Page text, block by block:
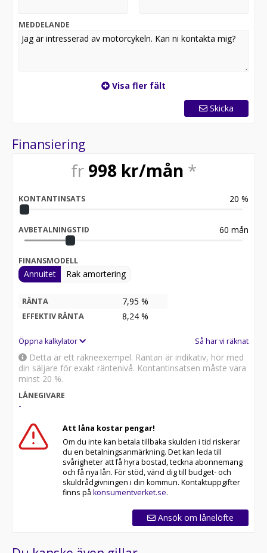
MEDDELANDE
Visa fler fält
Skicka
Finansiering
fr 998kr/mån *
KONTANTINSATS 20 %
AVBETALNINGSTID 60 mån
FINANSMODELL
Annuitet Rak amortering
RÄNTA 7,95 %
EFFEKTIV RÄNTA 8,24 %
Öppna kalkylator Så har vi räknat
Detta är ett räkneexempel. Räntan är indikativ, hör med
din säljare för exakt räntenivå. Kontantinsatsen måste vara
minst 20 %.
LÅNEGIVARE
-
Att låna kostar pengar!
Om du inte kan betala tillbaka skulden i tid riskerar
du en betalningsanmärkning. Det kan leda till
svårigheter att få hyra bostad, teckna abonnemang
och få nya lån. För stöd, vänd dig till budget- och
skuldrådgivningen i din kommun. Kontaktuppgifter
finns på konsumentverket.se.
Ansök om lånelöfte